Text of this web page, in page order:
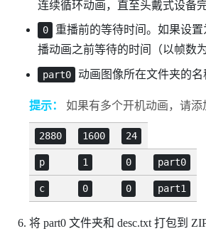
连续循环动画，直至头戴式设备
0
重播前的等待时间。如果设
播动画之前等待的时间（以帧数
part0 动画图像所在文件夹的名
提示： 如果有多个开机动画，请添
2880 1600 24
p 1 0 part0
c 0 0 part1
将 part0文件夹和 desc.txt打包到